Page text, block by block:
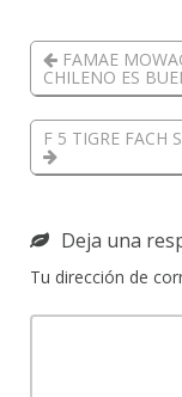
FAMAE
CHILENO ES
F 5 TIGRE FACH
Deja una
Tu dirección de